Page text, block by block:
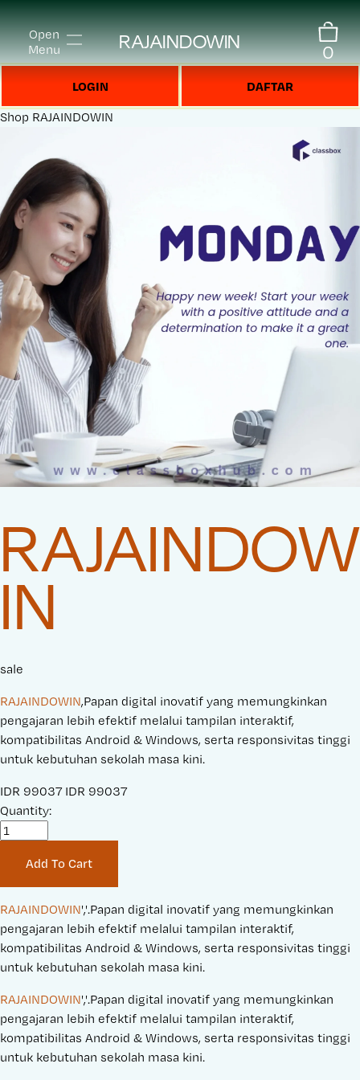
Open
Menu
RAJAINDOWIN 0
LOGIN DAFTAR
Shop RAJAINDOWIN
RAJAINDOW
IN
sale
RAJAINDOWIN,Papan digital inovatif yang memungkinkan
pengajaran lebih efektif melalui tampilan interaktif,
kompatibilitas Android & Windows, serta responsivitas tinggi
untuk kebutuhan sekolah masa kini.
S
a
r
i
c
e
:
IDR 99037 O
n
a
l
P
r
c
e
:
IDR 99037
Quantity:
Add To Cart
RAJAINDOWIN','.Papan digital inovatif yang memungkinkan
pengajaran lebih efektif melalui tampilan interaktif,
kompatibilitas Android & Windows, serta responsivitas tinggi
untuk kebutuhan sekolah masa kini.
RAJAINDOWIN','.Papan digital inovatif yang memungkinkan
pengajaran lebih efektif melalui tampilan interaktif,
kompatibilitas Android & Windows, serta responsivitas tinggi
untuk kebutuhan sekolah masa kini.